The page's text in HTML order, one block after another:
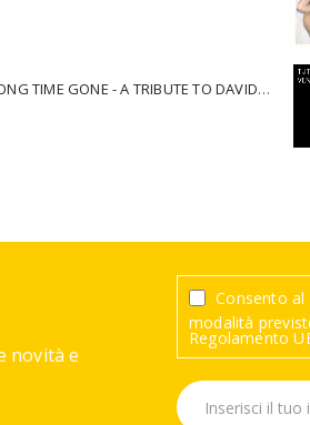
AAVV LONG TIME GONE - A TRIBUTE TO DAVID CROSBY
novità e
Consento
modalità
Regolamento